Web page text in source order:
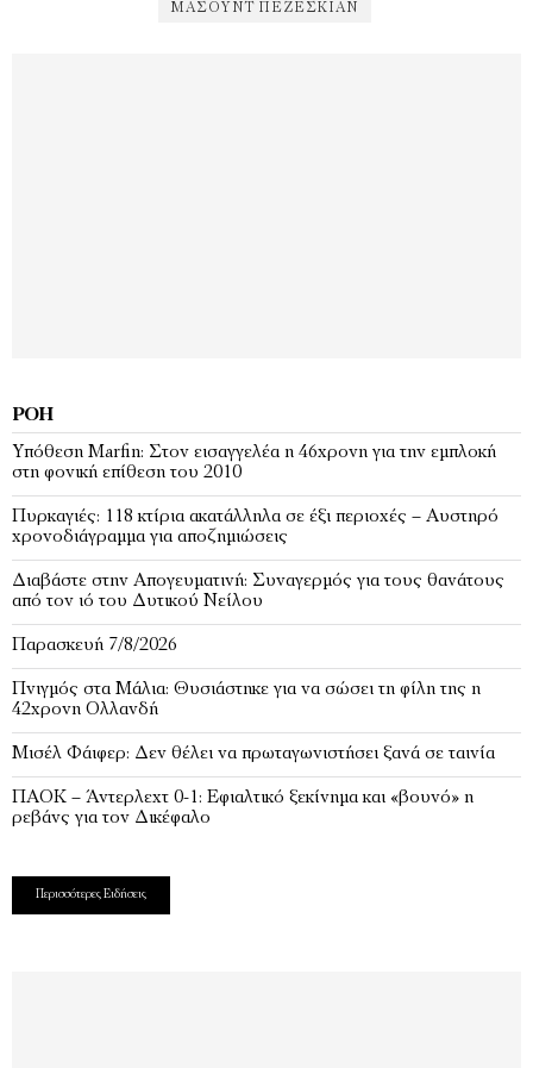
ΜΑΣΟΎΝΤ ΠΕΖΕΣΚΙΆΝ
ΡΟΉ
Υπόθεση Marfin: Στον εισαγγελέα η 46χρονη για την εμπλοκή
στη φονική επίθεση του 2010
Πυρκαγιές: 118 κτίρια ακατάλληλα σε έξι περιοχές – Αυστηρό
χρονοδιάγραμμα για αποζημιώσεις
Διαβάστε στην Απογευματινή: Συναγερμός για τους θανάτους
από τον ιό του Δυτικού Νείλου
Παρασκευή 7/8/2026
Πνιγμός στα Μάλια: Θυσιάστηκε για να σώσει τη φίλη της η
42χρονη Ολλανδή
Μισέλ Φάιφερ: Δεν θέλει να πρωταγωνιστήσει ξανά σε ταινία
ΠΑΟΚ – Άντερλεχτ 0-1: Εφιαλτικό ξεκίνημα και «βουνό» η
ρεβάνς για τον Δικέφαλο
Περισσότερες Ειδήσεις